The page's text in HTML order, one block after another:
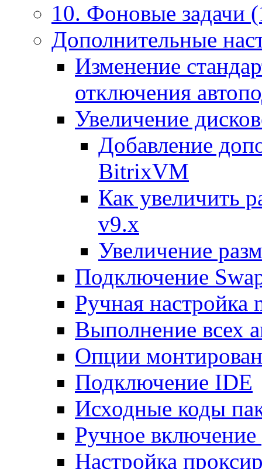
10. Фоновые задачи
Дополнительные
Изменение
отключения
Увеличение
Добавление
BitrixVM
Как увеличить
v9.x
Увеличение
Подключение
Ручная настройка
Выполнение всех
Опции
Подключение IDE
Исходные коды
Ручное
Настройка